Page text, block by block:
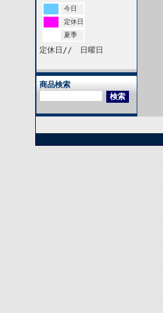
今日
定休日
夏季
定休日// 日曜日
商品検索